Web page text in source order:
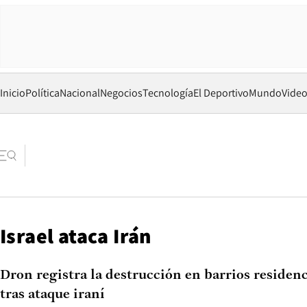
InicioPolíticaNacionalNegociosTecnologíaEl DeportivoMundo
Israel ataca Irán
Dron registra la destrucción en barrios
tras ataque iraní